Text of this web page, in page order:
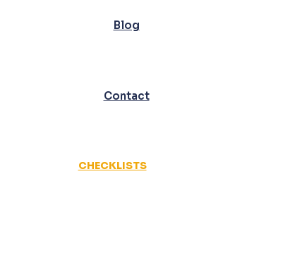
Blog
Contact
CHECKLISTS